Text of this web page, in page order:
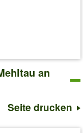
an
Seite drucken